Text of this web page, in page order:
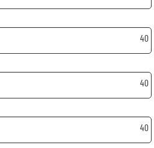
40
40
40